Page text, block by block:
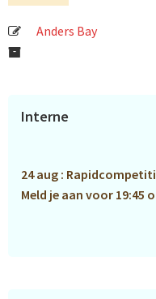
Anders Bay
Primaire
Interne
24 aug :
Meld je aan voor 19:45